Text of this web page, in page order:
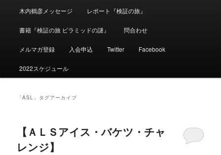
木内鶴彦メッセージ レポート『検証の旅』
書籍『検証の旅 ピラミッドの謎』 問合わせ
メルマガ登録 入会申込 Twitter Facebook
2022スケジュール
「ASL 」タグアーカイブ
【ＡＬＳアイス・バケツ・チャ
レンジ】